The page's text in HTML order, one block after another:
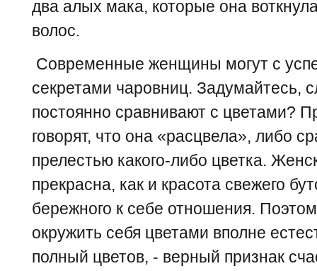
два алых мака, которые она
волос.
Современные женщины могут с
секретами чаровниц. Задумайтесь,
постоянно сравнивают с цветами?
говорят, что она «расцвела», либо
прелестью какого-либо цветка.
прекрасна, как и красота свежего
бережного к себе отношения.
окружить себя цветами вполне
полный цветов, - верный признак